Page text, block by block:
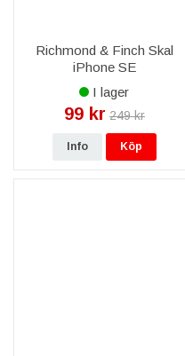
Richmond & Finch Skal
iPhone SE
2022/2020/7/8/6/6S -
Tommy Ränder
I lager
99 kr 249 kr
Info Köp